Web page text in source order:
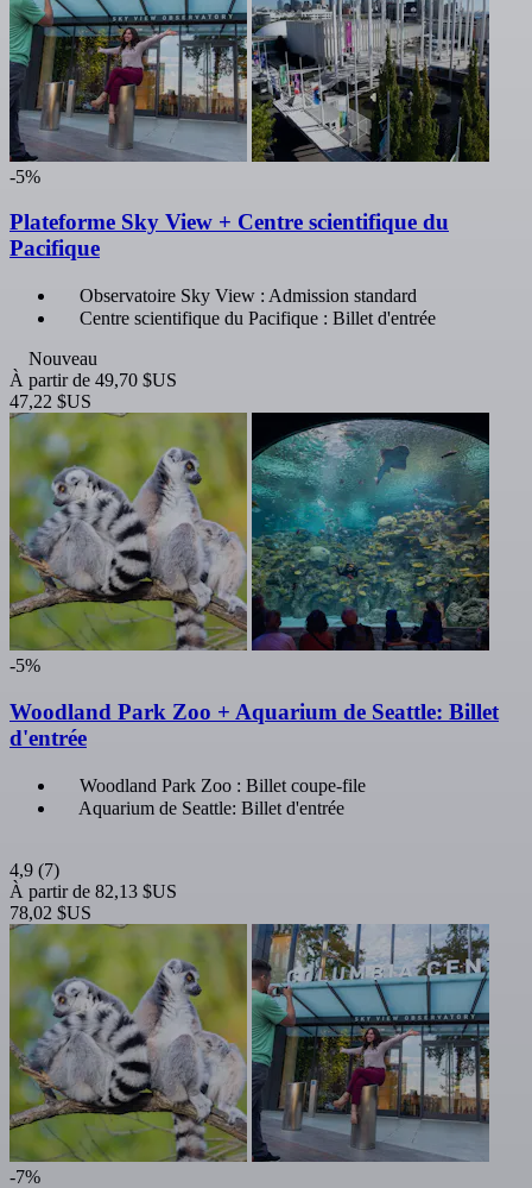
-5%
Plateforme Sky View + Centre scientifique du
Pacifique
Observatoire Sky View : Admission standard
Centre scientifique du Pacifique : Billet d'entrée
Nouveau
À partir de 49,70 $US
47,22 $US
-5%
Woodland Park Zoo + Aquarium de Seattle: Billet
d'entrée
Woodland Park Zoo : Billet coupe-file
Aquarium de Seattle: Billet d'entrée
4,9 (7)
À partir de 82,13 $US
78,02 $US
-7%